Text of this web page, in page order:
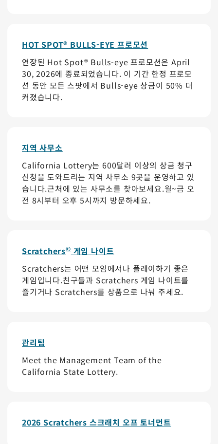
HOT SPOT® BULLS-EYE 프로모션
연장된 Hot Spot® Bulls-eye 프로모션은 April
30, 2026에 종료되었습니다. 이 기간 한정 프로모
션 동안 모든 스팟에서 Bulls-eye 상금이 50% 더
커졌습니다.
지역 사무소
California Lottery는 600달러 이상의 상금 청구
신청을 도와드리는 지역 사무소 9곳을 운영하고 있
습니다.근처에 있는 사무소를 찾아보세요.월~금 오
전 8시부터 오후 5시까지 방문하세요.
Scratchers©게임 나이트
Scratchers는 어떤 모임에서나 플레이하기 좋은
게임입니다.친구들과 Scratchers 게임 나이트를
즐기거나 Scratchers를 상품으로 나눠 주세요.
관리팀
Meet the Management Team of the
California State Lottery.
2026 Scratchers 스크래치 오프 토너먼트